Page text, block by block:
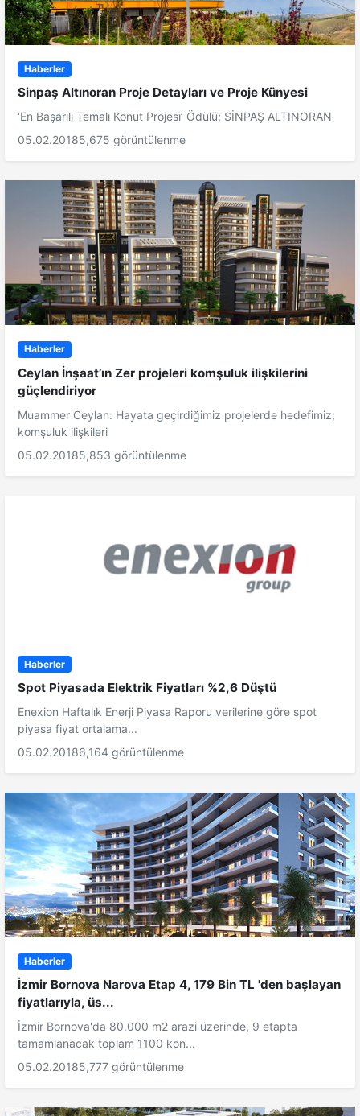
Haberler
Sinpaş Altınoran Proje Detayları ve Proje Künyesi
‘En Başarılı Temalı Konut Projesi’ Ödülü; SİNPAŞ ALTINORAN
05.02.20185,675 görüntülenme
Haberler
Ceylan İnşaat’ın Zer projeleri komşuluk ilişkilerini
güçlendiriyor
Muammer Ceylan: Hayata geçirdiğimiz projelerde hedefimiz;
komşuluk ilişkileri
05.02.20185,853 görüntülenme
Haberler
Spot Piyasada Elektrik Fiyatları %2,6 Düştü
Enexion Haftalık Enerji Piyasa Raporu verilerine göre spot
piyasa fiyat ortalama...
05.02.20186,164 görüntülenme
Haberler
İzmir Bornova Narova Etap 4, 179 Bin TL 'den başlayan
fiyatlarıyla, üs...
İzmir Bornova'da 80.000 m2 arazi üzerinde, 9 etapta
tamamlanacak toplam 1100 kon...
05.02.20185,777 görüntülenme